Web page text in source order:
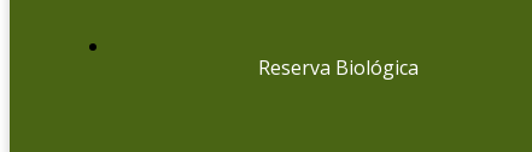
Reserva Biológica